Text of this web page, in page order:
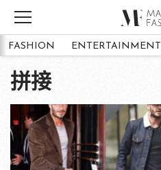
FASHION ENTERTAINMENT
拼接